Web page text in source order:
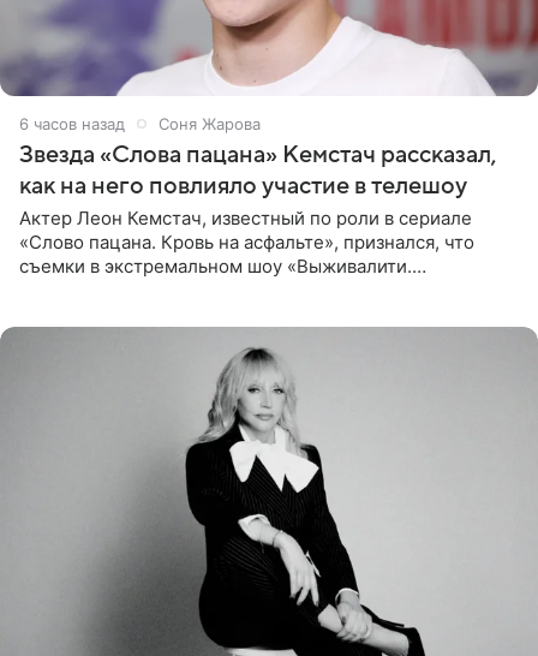
6 часов назад Соня Жарова
Звезда «Слова пацана» Кемстач рассказал,
как на него повлияло участие в телешоу
Актер Леон Кемстач, известный по роли в сериале
«Слово пацана. Кровь на асфальте», признался, что
съемки в экстремальном шоу «Выживалити.